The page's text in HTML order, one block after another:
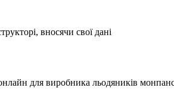
вносячи свої дані
для виробника льодяників